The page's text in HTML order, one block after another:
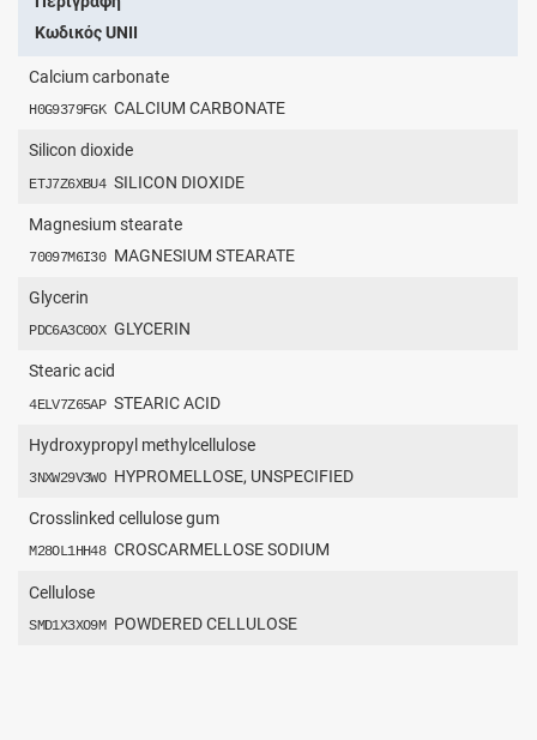
Κωδικός UNII
Calcium carbonate
H0G9379FGK CALCIUM CARBONATE
Silicon dioxide
ETJ7Z6XBU4 SILICON DIOXIDE
Magnesium stearate
70097M6I30 MAGNESIUM STEARATE
Glycerin
PDC6A3C0OX GLYCERIN
Stearic acid
4ELV7Z65AP STEARIC ACID
Hydroxypropyl methylcellulose
3NXW29V3WO HYPROMELLOSE, UNSPECIFIED
Crosslinked cellulose gum
M28OL1HH48 CROSCARMELLOSE SODIUM
Cellulose
SMD1X3XO9M POWDERED CELLULOSE